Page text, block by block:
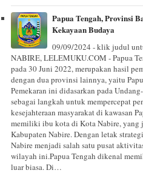
Papua Tengah, Provinsi
Kekayaan Budaya
09/09/2024 - klik judul
NABIRE, LELEMUKU.COM - Papua
pada 30 Juni 2022, merupakan hasil
dengan dua provinsi lainnya, yaitu
Pemekaran ini didasarkan pada
sebagai langkah untuk mempercepat
kesejahteraan masyarakat di kawasan
memiliki ibu kota di Kota Nabire, yang
Kabupaten Nabire. Dengan letak
Nabire menjadi salah satu pusat
wilayah ini.Papua Tengah dikenal
luar biasa. Di…